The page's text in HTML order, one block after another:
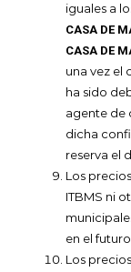
iguales a
CASA DE
CASA DE
una vez el
ha sido
agente de
dicha
reserva el
Los
ITBMS ni
en el futuro.
Los